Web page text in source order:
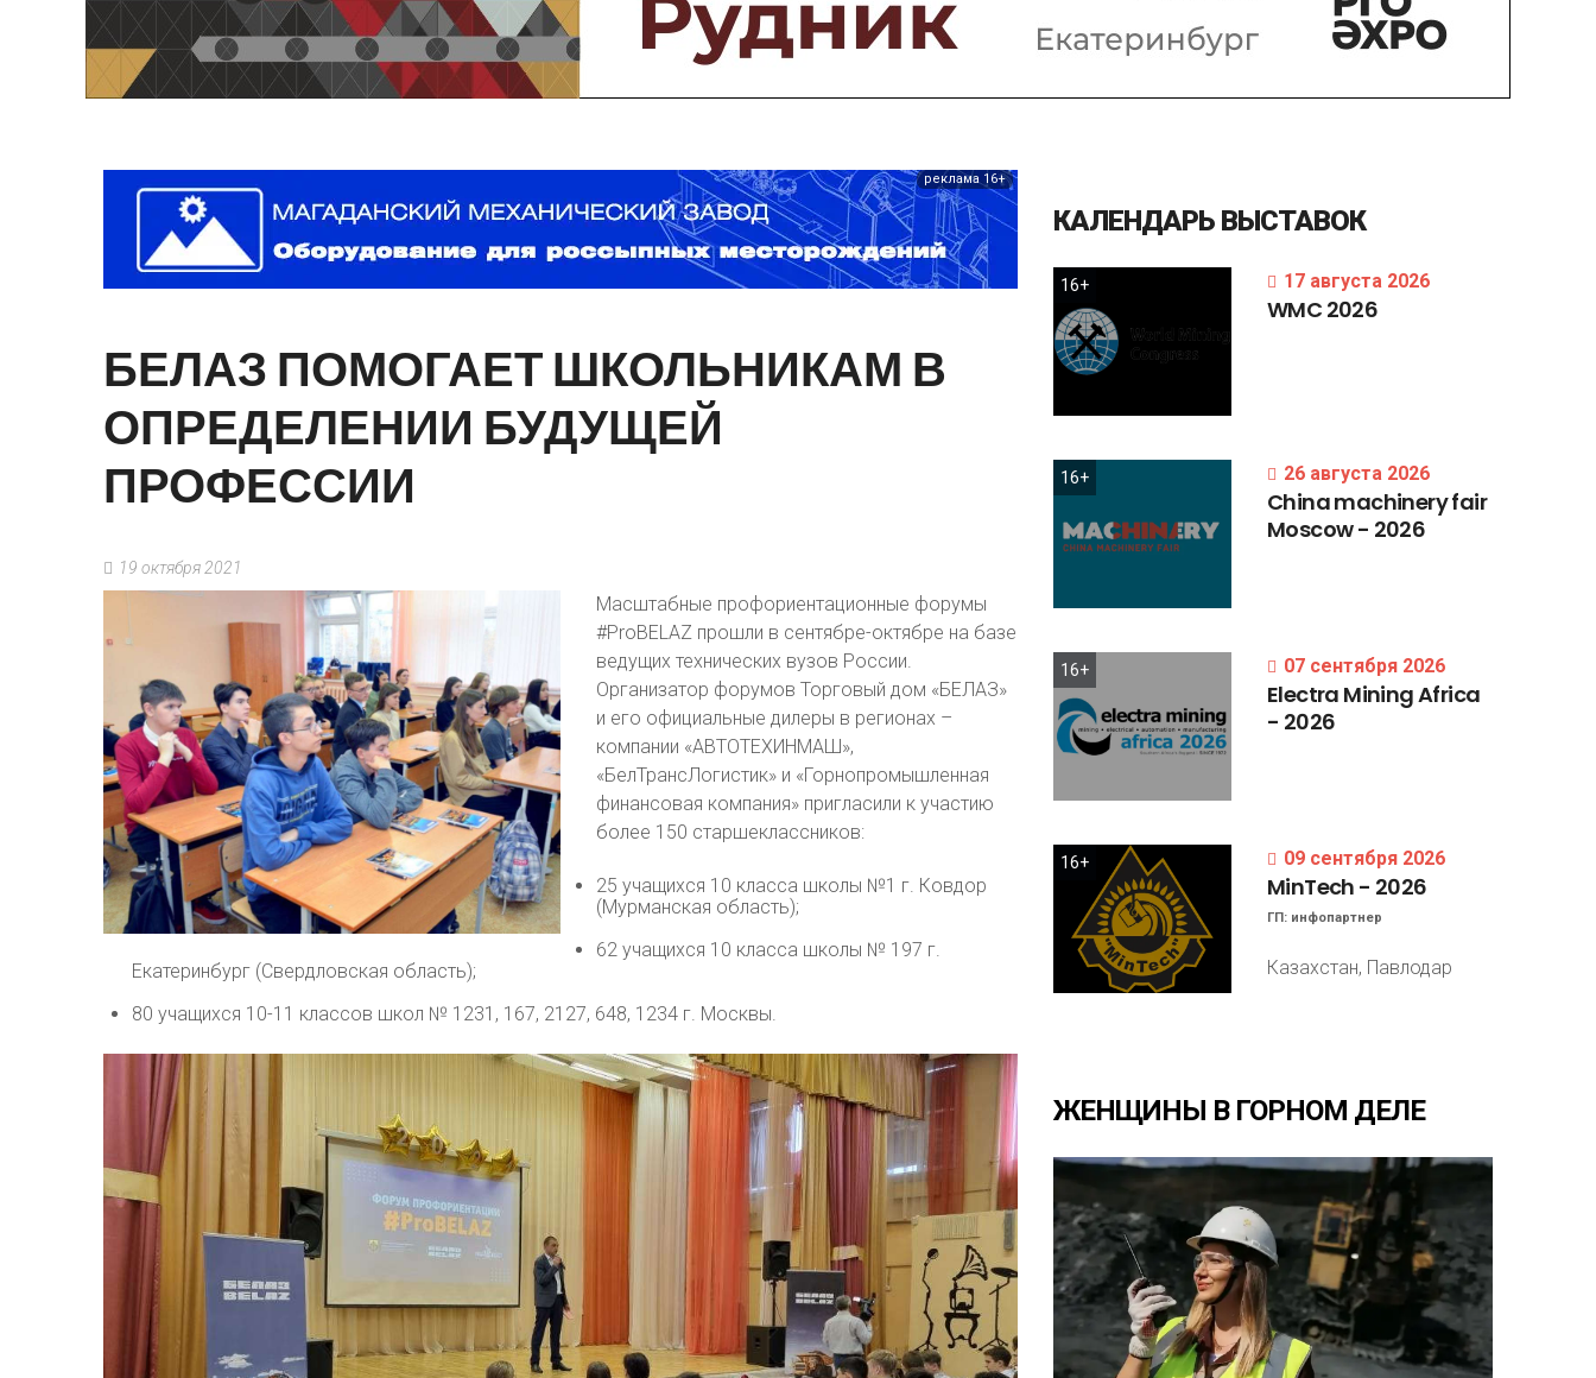
Предприятия и компании
Интервью
Выставки, Конференции
реклама 16+
БЕЛАЗПОМОГАЕТШКОЛЬНИКАМ В
ОПРЕДЕЛЕНИИ БУДУЩЕЙ
ПРОФЕССИИ
19 октября 2021
Масштабные профориентационные форумы
#ProBELAZ прошли в сентябре-октябре на базе
ведущих технических вузов России.
Организатор форумов Торговый дом «БЕЛАЗ»
и его официальные дилеры в регионах –
компании «АВТОТЕХИНМАШ»,
«БелТрансЛогистик» и «Горнопромышленная
финансовая компания» пригласили к участию
более 150 старшеклассников:
25 учащихся 10 класса школы №1 г. Ковдор
(Мурманская область);
62 учащихся 10 класса школы № 197 г.
Екатеринбург (Свердловская область);
80 учащихся 10-11 классов школ № 1231, 167, 2127, 648, 1234 г. Москвы.
КАЛЕНДАРЬ ВЫСТАВОК
16+ 17 августа 2026
WMC 2026
16+ 26 августа 2026
Chinamachineryfair
Moscow- 2026
16+ 07 сентября 2026
Electra MiningAfrica
- 2026
16+ 09 сентября 2026
MinTech - 2026
ГП: инфопартнер
Казахстан, Павлодар
ЖЕНЩИНЫ В ГОРНОМ ДЕЛЕ